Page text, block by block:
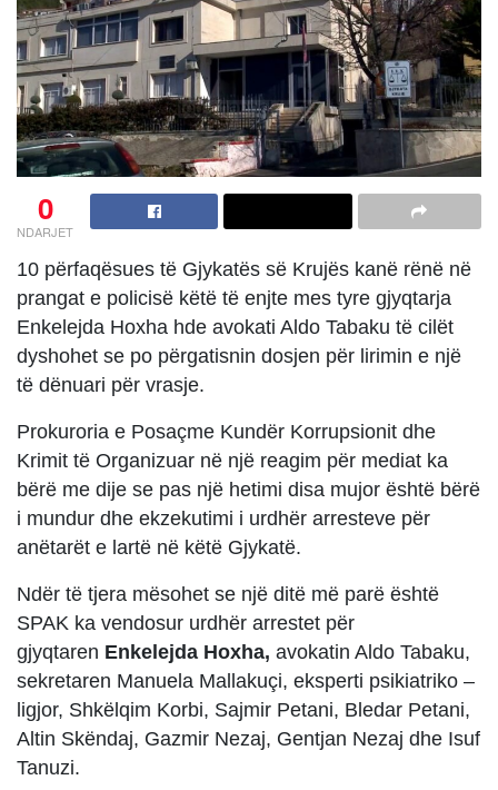
0
NDARJET
10 përfaqësues të Gjykatës së Krujës kanë rënë në
prangat e policisë këtë të enjte mes tyre gjyqtarja
Enkelejda Hoxha hde avokati Aldo Tabaku të cilët
dyshohet se po përgatisnin dosjen për lirimin e një
të dënuari për vrasje.
Prokuroria e Posaçme Kundër Korrupsionit dhe
Krimit të Organizuar në një reagim për mediat ka
bërë me dije se pas një hetimi disa mujor është bërë
i mundur dhe ekzekutimi i urdhër arresteve për
anëtarët e lartë në këtë Gjykatë.
Ndër të tjera mësohet se një ditë më parë është
SPAK ka vendosur urdhër arrestet për
gjyqtaren Enkelejda Hoxha, avokatin Aldo Tabaku,
sekretaren Manuela Mallakuçi, eksperti psikiatriko –
ligjor, Shkëlqim Korbi, Sajmir Petani, Bledar Petani,
Altin Skëndaj, Gazmir Nezaj, Gentjan Nezaj dhe Isuf
Tanuzi.